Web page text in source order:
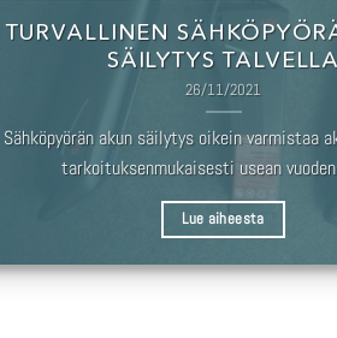
TURVALLINEN
SÄILYTYS TALVELLA
26/11/2021
Sähköpyörän akun säilytys oikein varmistaa
tarkoituksenmukaisesti usean
Lue aiheesta